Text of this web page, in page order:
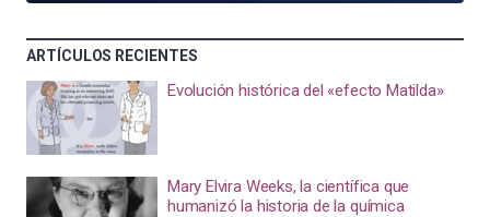
ARTÍCULOS RECIENTES
Evolución histórica del «efecto Matilda»
Mary Elvira Weeks, la científica que
humanizó la historia de la química